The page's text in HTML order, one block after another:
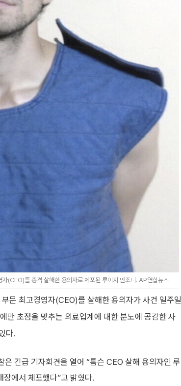
(CEO)를 총격 살해한 용의자로 체포된 루이지 만조니. AP연합뉴스
문 최고경영자(CEO)를 살해한 용의자가 사건 일주일
만 초점을 맞추는 의료업계에 대한 분노에 공감한 사
다.
긴급 기자회견을 열어 “톰슨 CEO 살해 용의자인 루
에서 체포했다”고 밝혔다.